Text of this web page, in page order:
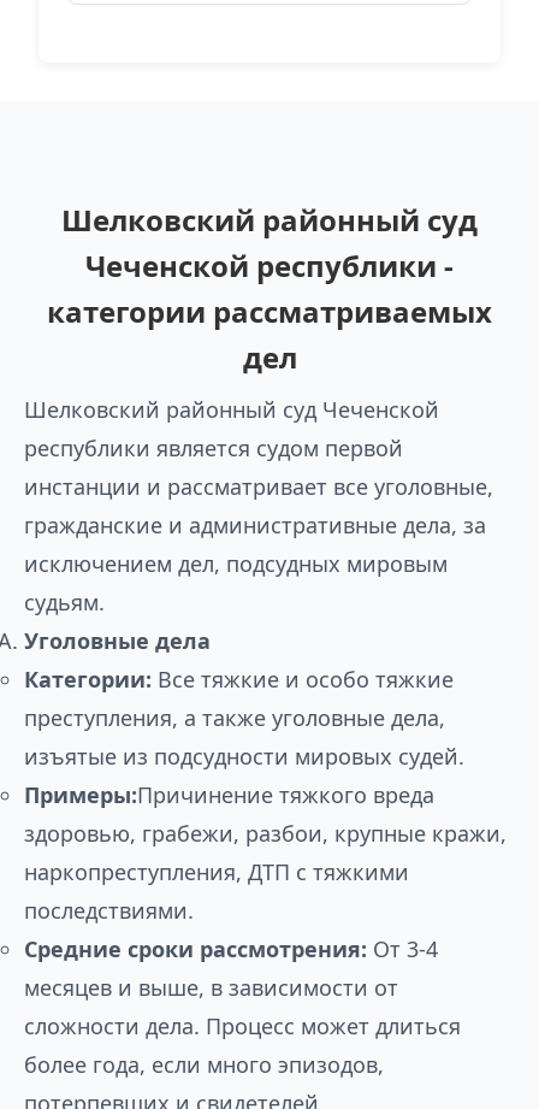
Шелковский районный суд
Чеченской республики -
категории рассматриваемых
дел
Шелковский районный суд Чеченской
республики является судом первой
инстанции и рассматривает все уголовные,
гражданские и административные дела, за
исключением дел, подсудных мировым
судьям.
Уголовные дела
Категории: Все тяжкие и особо тяжкие
преступления, а также уголовные дела,
изъятые из подсудности мировых судей.
Примеры:Причинение тяжкого вреда
здоровью, грабежи, разбои, крупные кражи,
наркопреступления, ДТП с тяжкими
последствиями.
Средние сроки рассмотрения: От 3-4
месяцев и выше, в зависимости от
сложности дела. Процесс может длиться
более года, если много эпизодов,
потерпевших и свидетелей.